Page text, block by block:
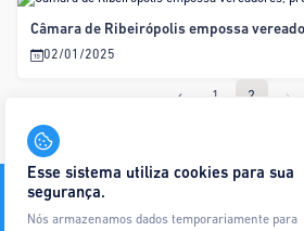
02/01/2025
‹ 1 2 ›
Todos os direitos reservados © Ágape Sistemas
Esse sistema utiliza cookies para sua
segurança.
Nós armazenamos dados temporariamente para